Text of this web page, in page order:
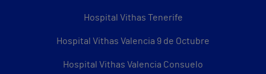
Hospital Vithas Tenerife
Hospital Vithas Valencia 9 de Octubre
Hospital Vithas Valencia Consuelo